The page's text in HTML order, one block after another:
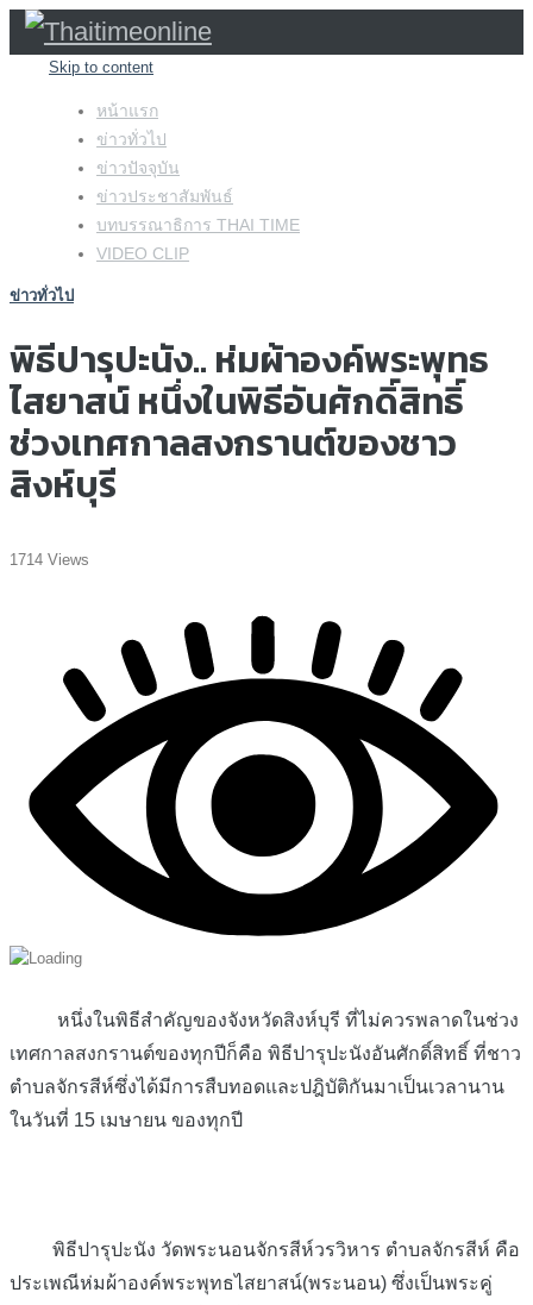
Skip to content
หน้าแรก
ข่าวทั่วไป
ข่าวปัจจุบัน
ข่าวประชาสัมพันธ์
บทบรรณาธิการ THAI TIME
VIDEO CLIP
ข่าวทั่วไป
พิธีปารุปะนัง.. ห่มผ้าองค์พระพุทธ
ไสยาสน์ หนึ่งในพิธีอันศักดิ์สิทธิ์
ช่วงเทศกาลสงกรานต์ของชาว
สิงห์บุรี
1714 Views
หนึ่งในพิธีสำคัญของจังหวัดสิงห์บุรี ที่ไม่ควรพลาดในช่วง
เทศกาลสงกรานต์ของทุกปีก็คือ พิธีปารุปะนังอันศักดิ์สิทธิ์ ที่ชาว
ตำบลจักรสีห์ซึ่งได้มีการสืบทอดและปฎิบัติกันมาเป็นเวลานาน
ในวันที่ 15 เมษายน ของทุกปี
พิธีปารุปะนัง วัดพระนอนจักรสีห์วรวิหาร ตำบลจักรสีห์ คือ
ประเพณีห่มผ้าองค์พระพุทธไสยาสน์(พระนอน) ซึ่งเป็นพระคู่